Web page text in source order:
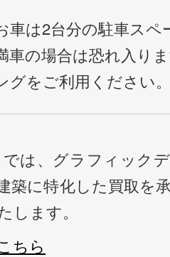
車は2台分の駐車ス
車の場合は恐れ入り
グをご利用ください
は、グラフィック
築に特化した買取を
します。
ちら